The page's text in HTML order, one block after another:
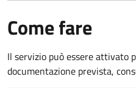
Come fare
Il servizio può essere attivato
documentazione prevista,